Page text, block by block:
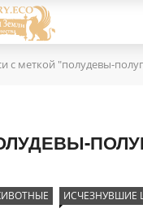
с меткой "полудевы-
ИСЧЕЗНУВШИЕ